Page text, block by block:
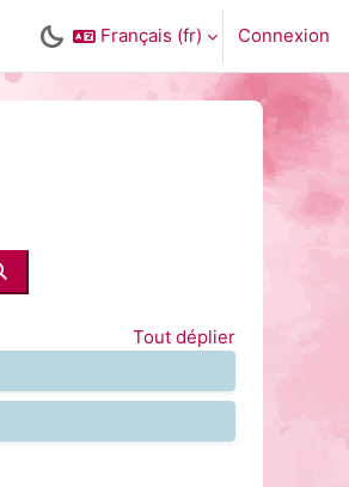
Français ‎(fr)‎ Connexion
Rechercher des cours
Tout déplier